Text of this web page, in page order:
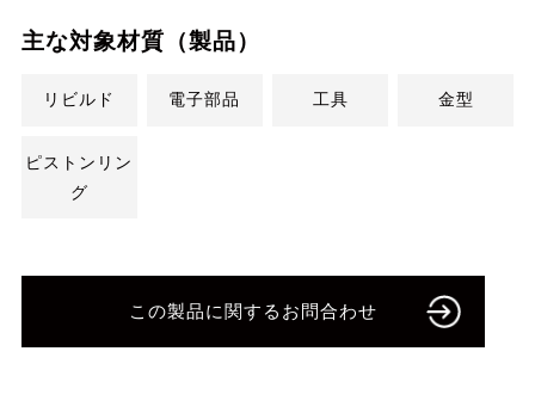
主な対象材質（製品）
リビルド 電子部品 工具 金型
ピストンリン
グ
この製品に関するお問合わせ